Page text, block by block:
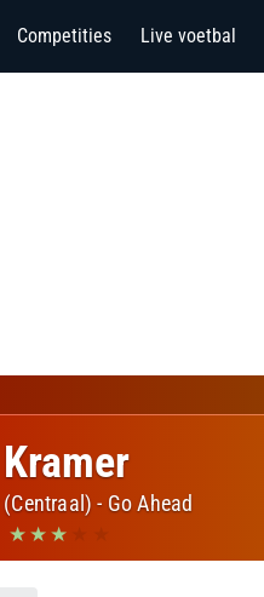
Competities Live voetbal
(Centraal)- Go Ahead